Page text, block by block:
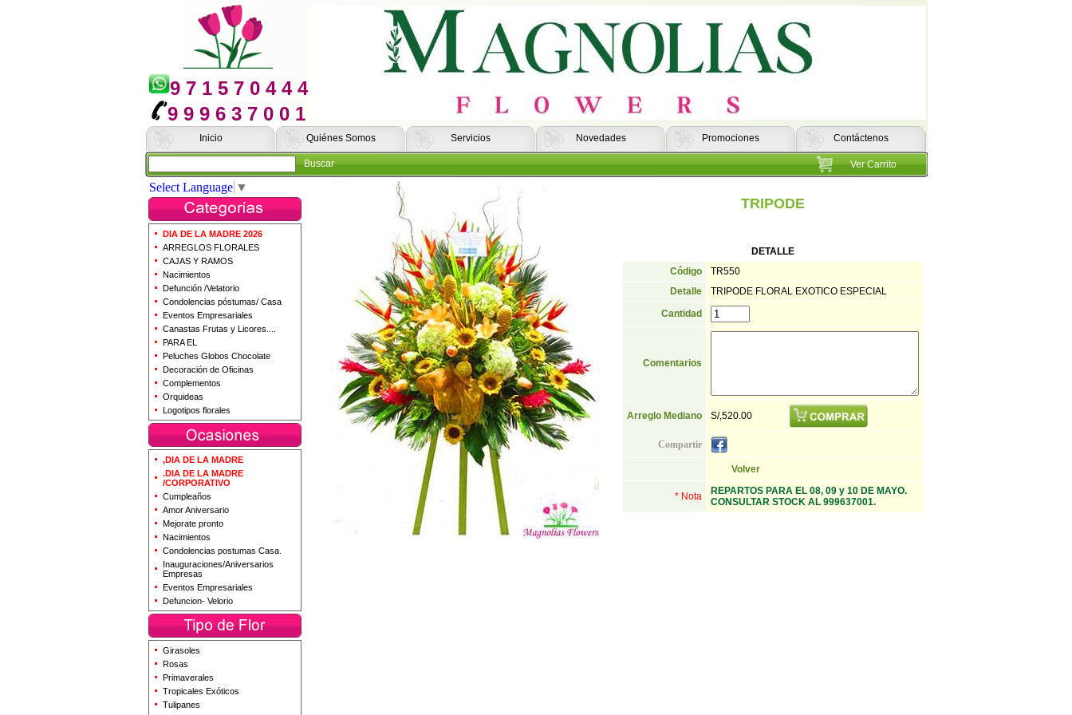
9 7 1 5 7 0 4 4 4
9 9 9 6 3 7 0 0 1
Inicio Quiénes Somos Servicios Novedades Promociones Contáctenos
Buscar Ver Carrito
Select Language ▼
DIA DE LA MADRE 2026
ARREGLOS FLORALES
CAJAS Y RAMOS
Nacimientos
Defunción /Velatorio
Condolencias póstumas/ Casa
Eventos Empresariales
Canastas Frutas y Licores....
PARA EL
Peluches Globos Chocolate
Decoración de Oficinas
Complementos
Orquideas
Logotipos florales
,DIA DE LA MADRE
.DIA DE LA MADRE
/CORPORATIVO
Cumpleaños
Amor Aniversario
Mejorate pronto
Nacimientos
Condolencias postumas Casa.
Inauguraciones/Aniversarios
Empresas
Eventos Empresariales
Defuncion- Velorio
Girasoles
Rosas
Primaverales
Tropicales Exóticos
Tulipanes
TRIPODE
DETALLE
Código
TR550
Detalle
TRIPODE FLORAL EXOTICO ESPECIAL
Cantidad
Comentarios
Arreglo Mediano S/,520.00
Compartir
Volver
* Nota
REPARTOS PARA EL 08, 09 y 10 DE MAYO.
CONSULTAR STOCK AL 999637001.